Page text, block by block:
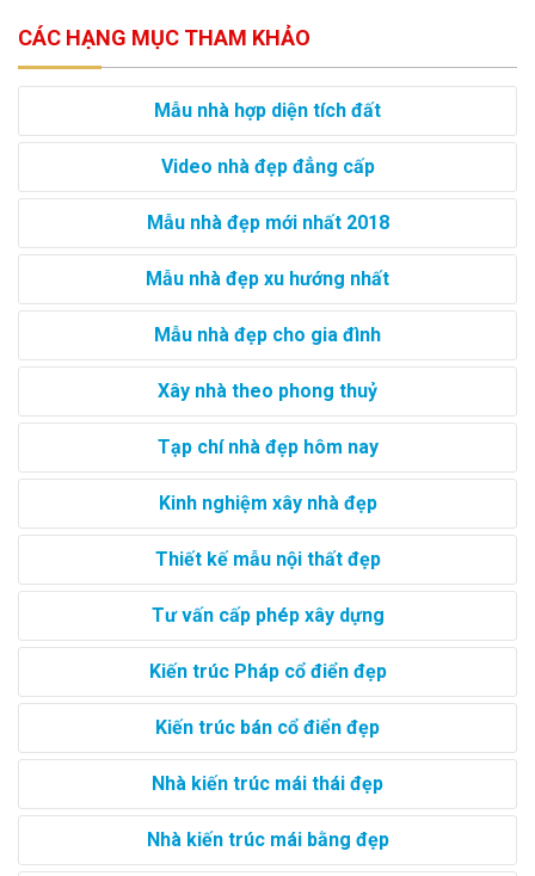
CÁC HẠNG MỤC THAM KHẢO
Mẫu nhà hợp diện tích đất
Video nhà đẹp đẳng cấp
Mẫu nhà đẹp mới nhất 2018
Mẫu nhà đẹp xu hướng nhất
Mẫu nhà đẹp cho gia đình
Xây nhà theo phong thuỷ
Tạp chí nhà đẹp hôm nay
Kinh nghiệm xây nhà đẹp
Thiết kế mẫu nội thất đẹp
Tư vấn cấp phép xây dựng
Kiến trúc Pháp cổ điển đẹp
Kiến trúc bán cổ điển đẹp
Nhà kiến trúc mái thái đẹp
Nhà kiến trúc mái bằng đẹp